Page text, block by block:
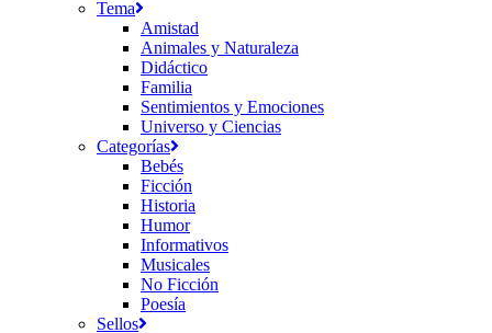
Tema
Amistad
Animales y Naturaleza
Didáctico
Familia
Sentimientos y Emociones
Universo y Ciencias
Categorías
Bebés
Ficción
Historia
Humor
Informativos
Musicales
No Ficción
Poesía
Sellos